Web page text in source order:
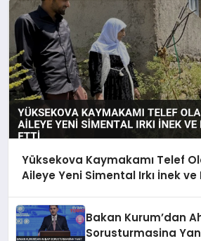
Yüksekova Kaymakamı Telef
Aileye Yeni Simental Irkı İnek ve
Bakan Kurum’dan
Sorusturmasina